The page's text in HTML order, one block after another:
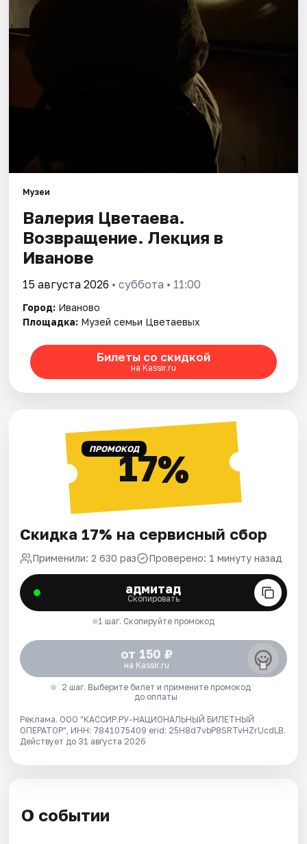
Музеи
Валерия Цветаева.
Возвращение. Лекция в
Иванове
15 августа 2026 • суббота • 11:00
Город: Иваново
Площадка: Музей семьи Цветаевых
Билеты со скидкой
на Kassir.ru
ПРОМОКОД17%
Скидка 17% на сервисный сбор
Применили: 2 630 раз Проверено: 1 минуту назад
адмитад
Скопировать
1 шаг. Скопируйте промокод
от 150 ₽
на Kassir.ru
2 шаг. Выберите билет и примените промокод
до оплаты
Реклама. ООО "КАССИР.РУ-НАЦИОНАЛЬНЫЙ БИЛЕТНЫЙ
ОПЕРАТОР", ИНН: 7841075409 erid: 25H8d7vbP8SRTvHZrUcdLB.
Действует до 31 августа 2026
О событии